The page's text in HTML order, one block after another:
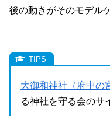
後の動きがそのモデル
大御和神社（府中の
る神社を守る会のサ